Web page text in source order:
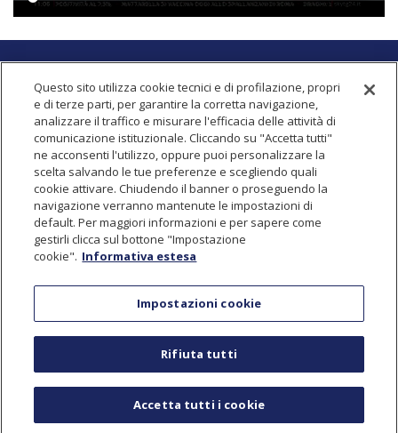
Sede
via dell'Università, 6
26900Lodi (LO)- Italia
Contatti
ovu@unimi.it
Segreteria
Orario di ufficio: 9.00-17.00
Reclami e suggerimenti
customercare.ovu@unimi.it
Privacy e Cookie - Engineered by Ariadne Digital
Cookie Settings
Questo sito utilizza cookie tecnici e di profilazione, propri
e di terze parti, per garantire la corretta navigazione,
analizzare il traffico e misurare l'efficacia delle attività di
comunicazione istituzionale. Cliccando su "Accetta tutti"
ne acconsenti l'utilizzo, oppure puoi personalizzare la
scelta salvando le tue preferenze e scegliendo quali
cookie attivare. Chiudendo il banner o proseguendo la
navigazione verranno mantenute le impostazioni di
default. Per maggiori informazioni e per sapere come
gestirli clicca sul bottone "Impostazione
cookie". Informativa estesa
Impostazioni cookie
Rifiuta tutti
Accetta tutti i cookie